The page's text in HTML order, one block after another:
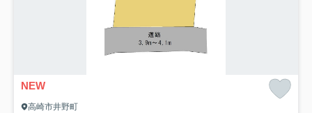
NEW
高崎市井野町